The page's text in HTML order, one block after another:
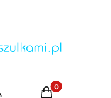
Produkty w